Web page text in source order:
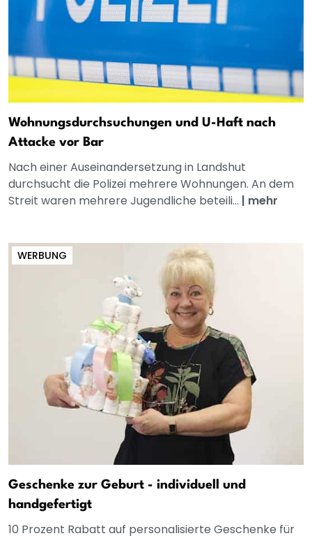
Wohnungsdurchsuchungen und U-Haft nach
Attacke vor Bar
Nach einer Auseinandersetzung in Landshut
durchsucht die Polizei mehrere Wohnungen. An dem
Streit waren mehrere Jugendliche beteili... | mehr
WERBUNG
Geschenke zur Geburt - individuell und
handgefertigt
10 Prozent Rabatt auf personalisierte Geschenke für